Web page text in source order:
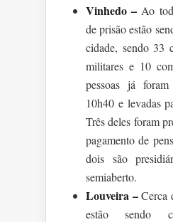
Vinhedo –Ao
de prisão estão
cidade, sendo 33
militares e 10
pessoas já
10h40 e levadas
Três deles foram
pagamento de
dois são
semiaberto.
Louveira –Cerca
estão sendo